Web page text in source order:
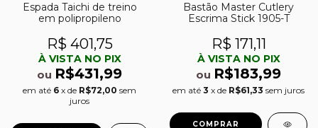
Espada Taichi de treino
em polipropileno
R$ 401,75
À VISTA NO PIX
ou R$431,99
em até 6 x de R$72,00 sem
juros
Bastão Master Cutlery
Escrima Stick 1905-T
R$ 171,11
À VISTA NO PIX
ou R$183,99
em até 3 x de R$61,33 sem juros